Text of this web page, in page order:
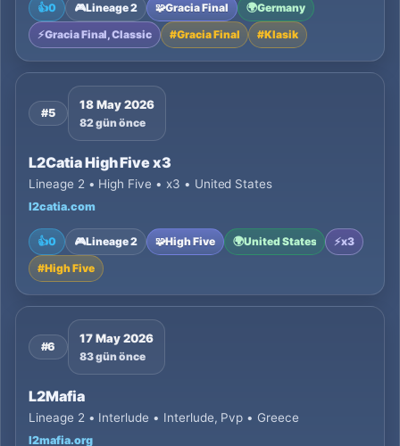
👍0 🎮Lineage 2 🧩Gracia Final 🌍Germany
⚡Gracia Final, Classic #Gracia Final #Klasik
#5
18 May 2026
82 gün önce
L2Catia High Five x3
Lineage 2 • High Five • x3 • United States
l2catia.com
👍0 🎮Lineage 2 🧩High Five 🌍United States ⚡x3
#High Five
#6
17 May 2026
83 gün önce
L2Mafia
Lineage 2 • Interlude • Interlude, Pvp • Greece
l2mafia.org